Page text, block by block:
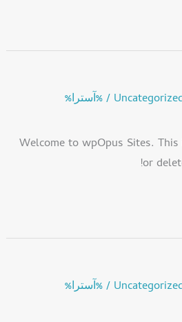
/ %آسترا%
Welcome to wpOpus Sites.
or
/ %آسترا%